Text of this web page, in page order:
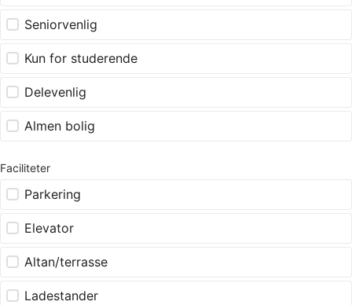
Seniorvenlig
Kun for studerende
Delevenlig
Almen bolig
Faciliteter
Parkering
Elevator
Altan/terrasse
Ladestander